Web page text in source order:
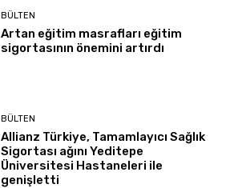
BÜLTEN
Artan eğitim masrafları eğitim
sigortasının önemini artırdı
BÜLTEN
Allianz Türkiye, Tamamlayıcı Sağlık
Sigortası ağını Yeditepe
Üniversitesi Hastaneleri ile
genişletti